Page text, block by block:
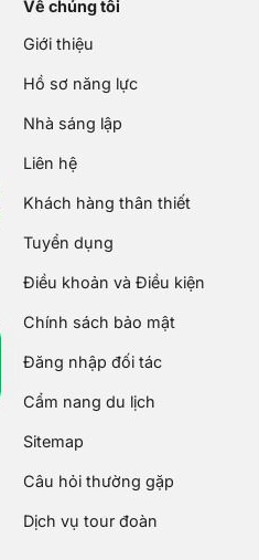
Về chúng tôi
Giới thiệu
Hồ sơ năng lực
Nhà sáng lập
Liên hệ
Khách hàng thân thiết
Tuyển dụng
Điều khoản và Điều kiện
Chính sách bảo mật
Đăng nhập đối tác
Cẩm nang du lịch
Sitemap
Câu hỏi thường gặp
Dịch vụ tour đoàn